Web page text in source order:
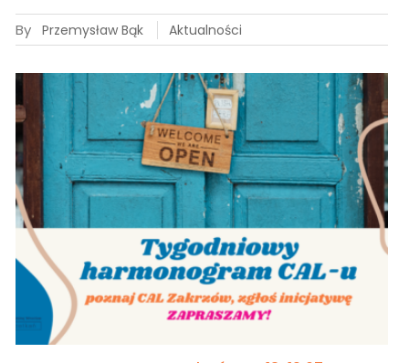
By Przemysław Bąk Aktualności